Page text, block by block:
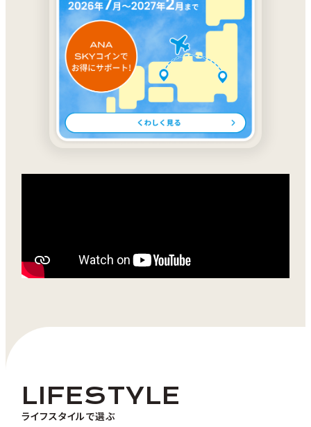
LIFESTYLE
ライフスタイルで選ぶ